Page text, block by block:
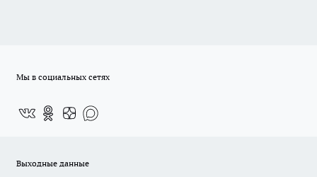
Мы в социальных сетях
Выходные данные